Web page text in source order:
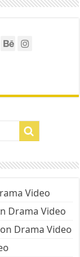
Video
Drama Video
Drama Video